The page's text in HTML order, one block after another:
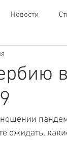
Новости
ожидать,